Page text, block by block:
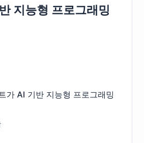
지능형 프로그래밍
가 AI 기반 지능형 프로그래밍